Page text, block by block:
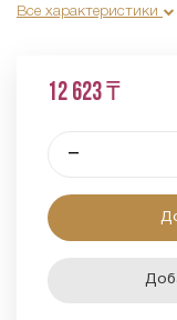
Все характеристики
12 623 ₸
–